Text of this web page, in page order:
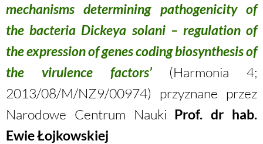
mechanisms determining pathogenicity of
the bacteria Dickeya solani – regulation of
the expression of genes coding biosynthesis of
the virulence factors’(Harmonia 4;
2013/08/M/NZ9/00974) przyznane przez
Narodowe Centrum Nauki Prof. dr hab.
Ewie Łojkowskiej